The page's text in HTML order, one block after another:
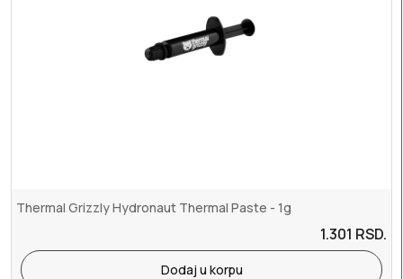
Thermal Grizzly Hydronaut Thermal Paste - 1g
1.301 RSD.
Dodaj u korpu